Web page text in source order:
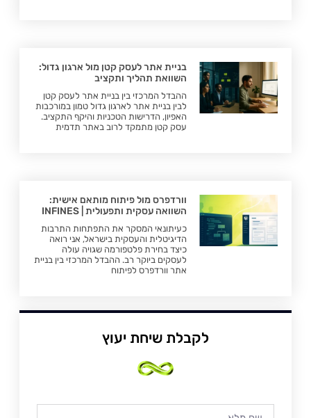
בניית אתר לעסק קטן מול ארגון גדול:
השוואת תהליך ותקציב
ההבדל המרכזי בין בניית אתר לעסק קטן
לבין בניית אתר לארגון גדול טמון במורכבות
האפיון, הדרישות הטכניות והיקף התקציב.
עסק קטן מתמקד לרוב באתר תדמית
וורדפרס מול פיתוח מותאם אישית:
השוואה עסקית ותפעולית | INFINES
כעיתונאי המסקר את התפתחות התרבות
הדיגיטלית והעסקית בישראל, אני רואה
כיצד בחירת פלטפורמה שגויה עולה
לעסקים ביוקר רב. ההבדל המרכזי בין בניית
אתר וורדפרס לפיתוח
לקבלת שיחת יעוץ